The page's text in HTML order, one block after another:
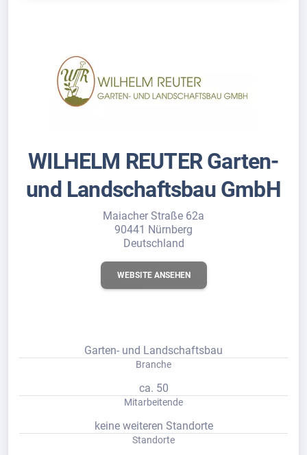
WILHELM REUTER Garten-
und Landschaftsbau GmbH
Maiacher Straße 62a
90441 Nürnberg
Deutschland
WEBSITE ANSEHEN
Garten- und Landschaftsbau
Branche
ca. 50
Mitarbeitende
keine weiteren Standorte
Standorte